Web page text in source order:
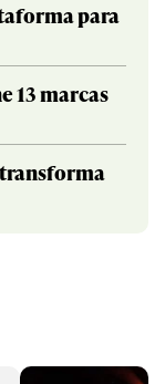
para
13 marcas